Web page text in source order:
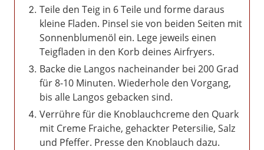
Teile den Teig in 6 Teile und forme daraus
kleine Fladen. Pinsel sie von beiden Seiten mit
Sonnenblumenöl ein. Lege jeweils einen
Teigfladen in den Korb deines Airfryers.
Backe die Langos nacheinander bei 200 Grad
für 8-10 Minuten. Wiederhole den Vorgang,
bis alle Langos gebacken sind.
Verrühre für die Knoblauchcreme den Quark
mit Creme Fraiche, gehackter Petersilie, Salz
und Pfeffer. Presse den Knoblauch dazu.